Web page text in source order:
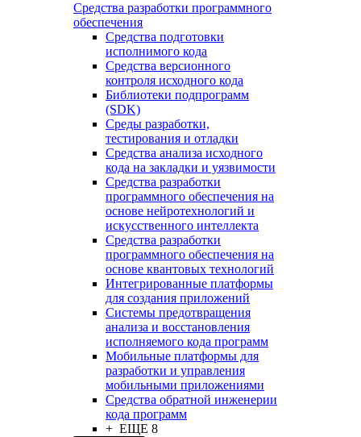
Средства разработки программного
обеспечения
Средства подготовки
исполнимого кода
Средства версионного
контроля исходного кода
Библиотеки подпрограмм
(SDK)
Среды разработки,
тестирования и отладки
Средства анализа исходного
кода на закладки и уязвимости
Средства разработки
программного обеспечения на
основе нейротехнологий и
искусственного интеллекта
Средства разработки
программного обеспечения на
основе квантовых технологий
Интегрированные платформы
для создания приложений
Системы предотвращения
анализа и восстановления
исполняемого кода программ
Мобильные платформы для
разработки и управления
мобильными приложениями
Средства обратной инженерии
кода программ
+ ЕЩЕ 8